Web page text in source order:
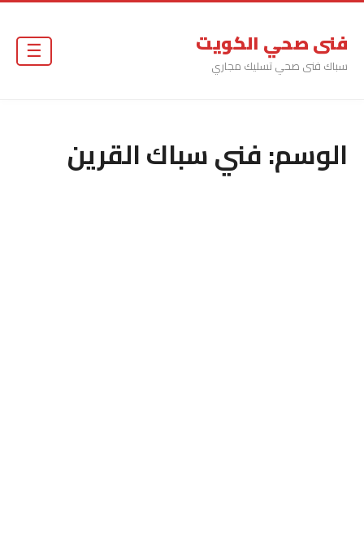
فنى صحي الكويت
سباك فنى صحي تسليك مجاري
الوسم:فني سباك القرين